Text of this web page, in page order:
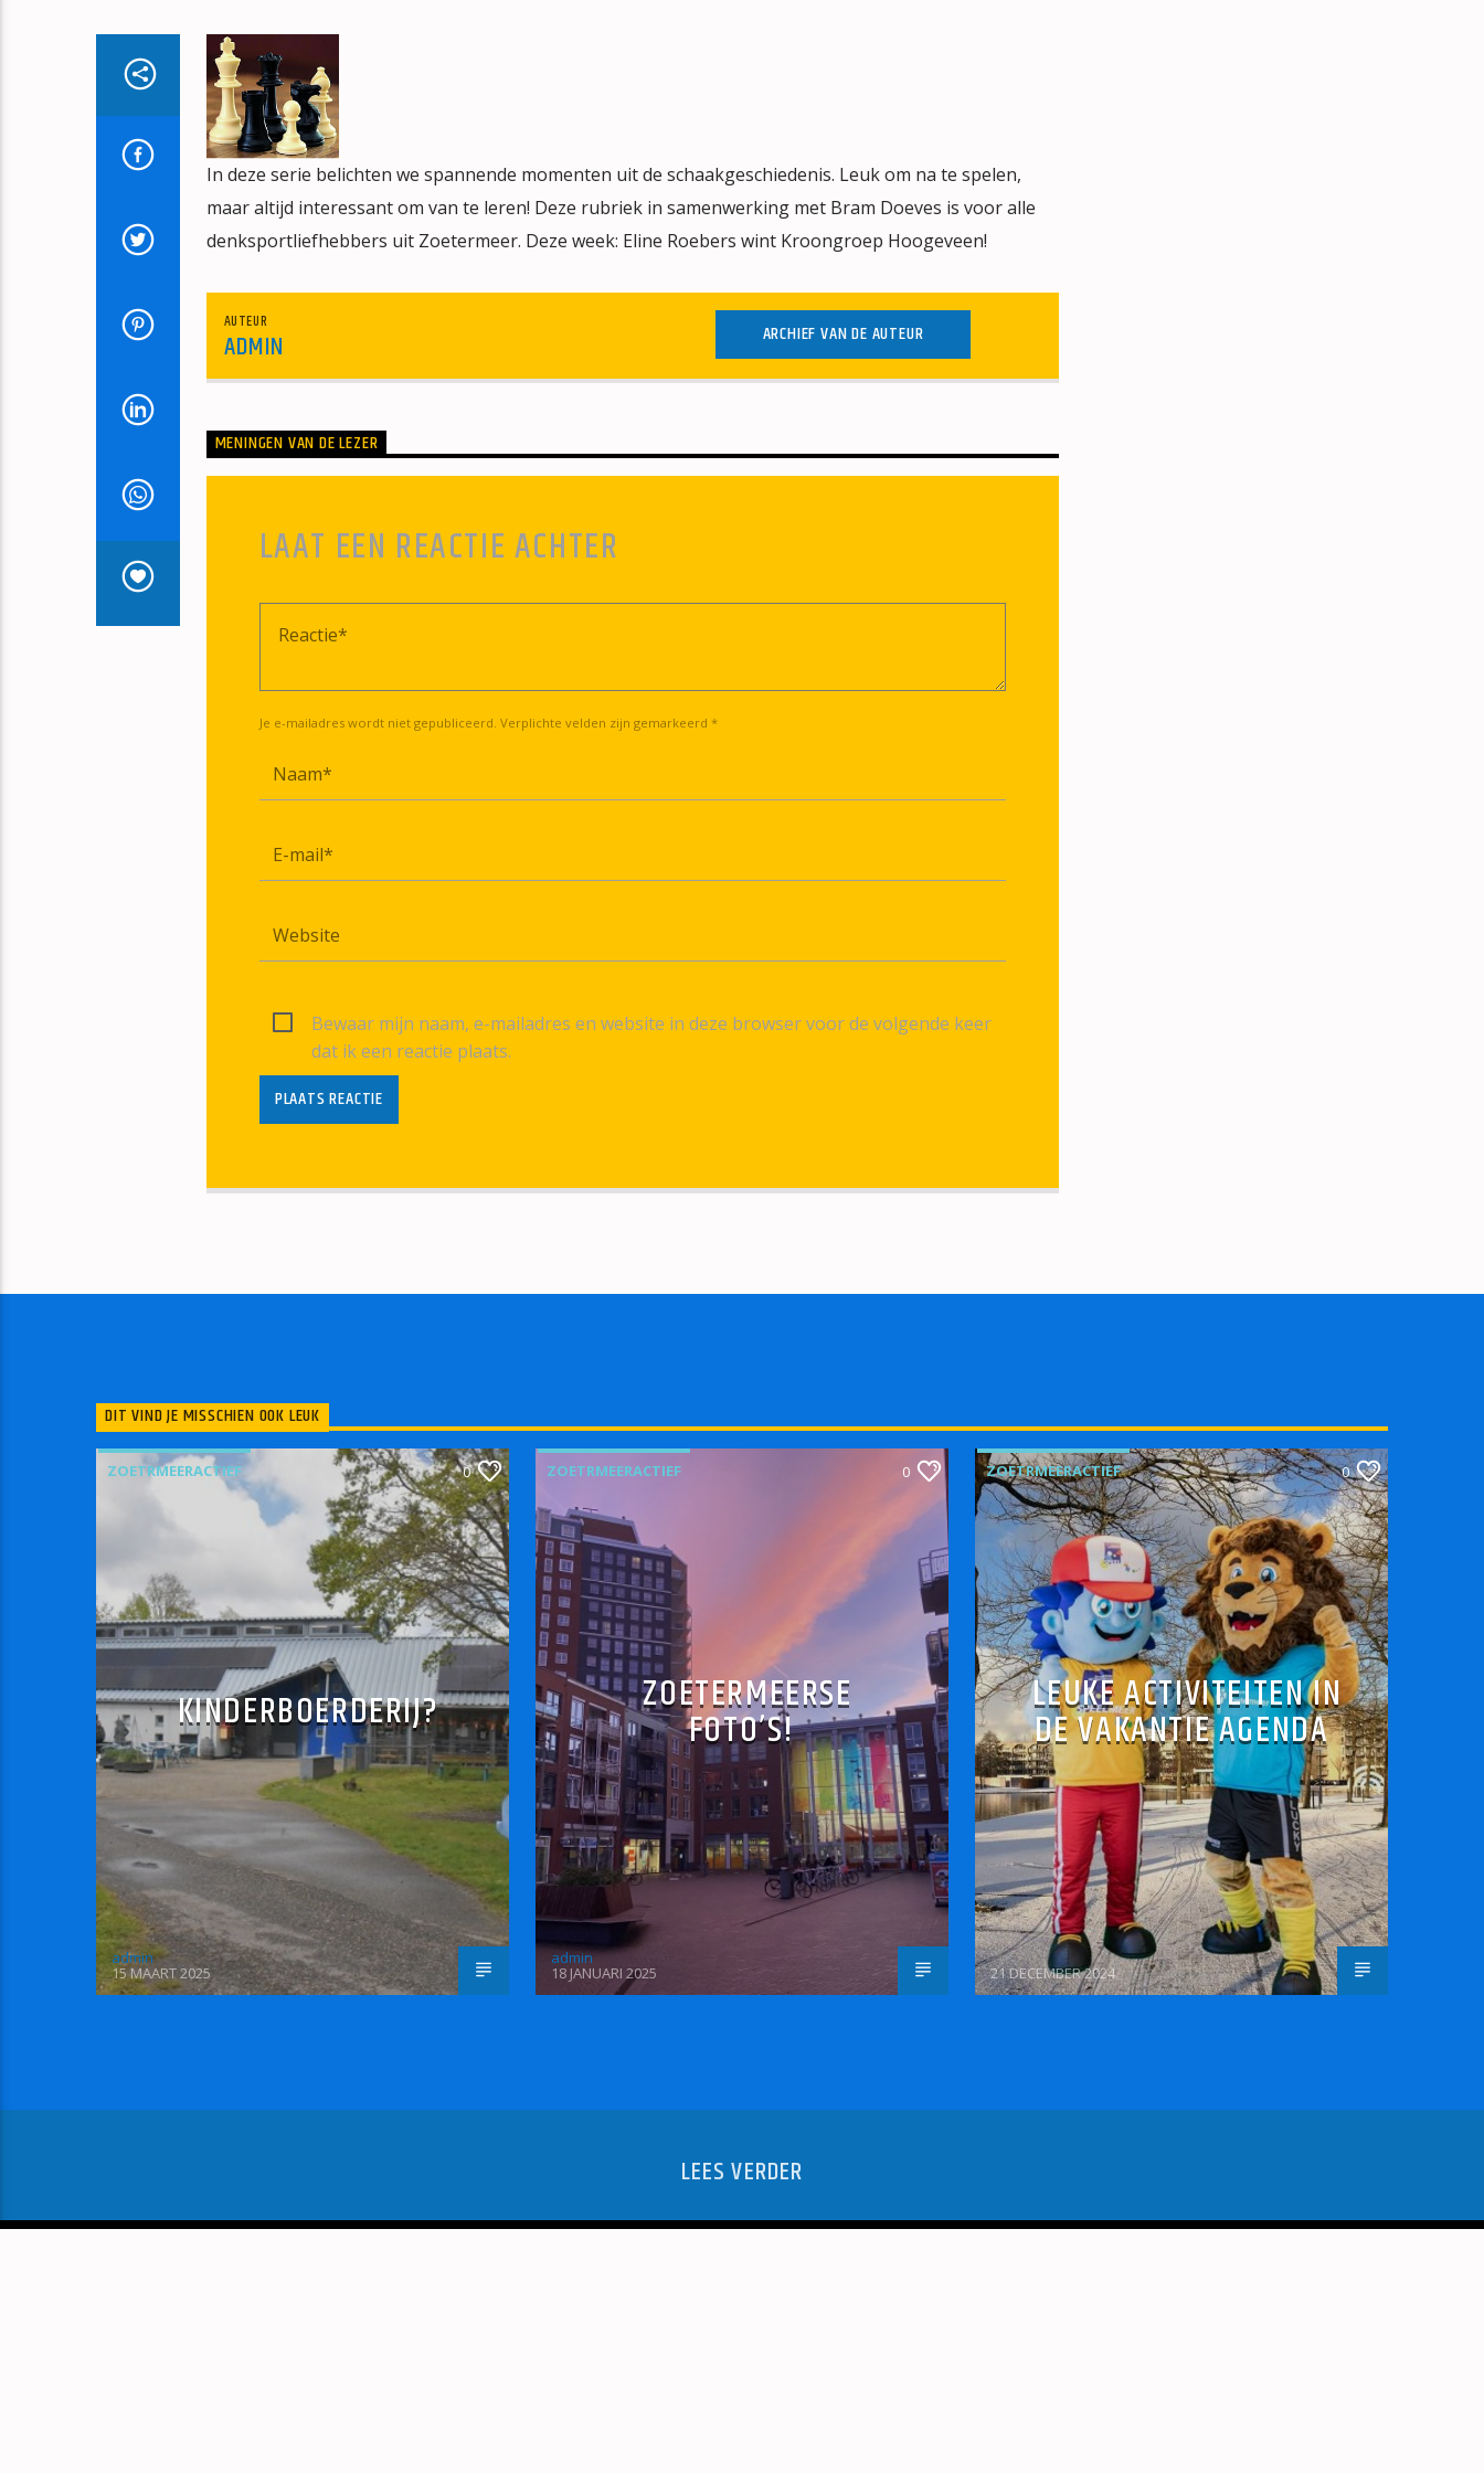
In deze serie belichten we spannende momenten uit de schaakgeschiedenis. Leuk om na te spelen,
maar altijd interessant om van te leren! Deze rubriek in samenwerking met Bram Doeves is voor alle
denksportliefhebbers uit Zoetermeer. Deze week: Eline Roebers wint Kroongroep Hoogeveen!
AUTEUR
ADMIN ARCHIEF VAN DE AUTEUR
MENINGEN VAN DE LEZER
LAAT EEN REACTIE ACHTER
Je e-mailadres wordt niet gepubliceerd. Verplichte velden zijn gemarkeerd *
Bewaar mijn naam, e-mailadres en website in deze browser voor de volgende keer
dat ik een reactie plaats.
DIT VIND JE MISSCHIEN OOK LEUK
ZOETRMEERACTIEF 0
KINDERBOERDERIJ?
admin
15 MAART 2025
ZOETRMEERACTIEF 0
ZOETERMEERSE
FOTO’S!
admin
18 JANUARI 2025
ZOETRMEERACTIEF 0
LEUKE ACTIVITEITEN IN
DE VAKANTIE AGENDA
21 DECEMBER 2024
LEES VERDER